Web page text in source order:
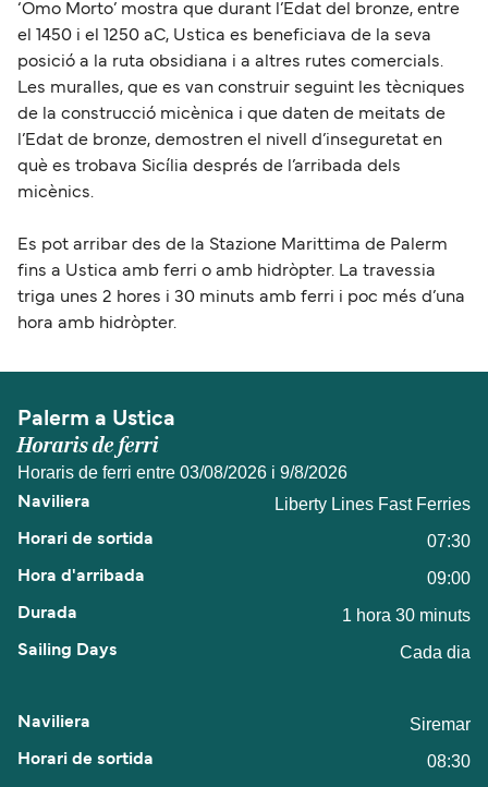
‘Omo Morto’ mostra que durant l’Edat del bronze, entre
el 1450 i el 1250 aC, Ustica es beneficiava de la seva
posició a la ruta obsidiana i a altres rutes comercials.
Les muralles, que es van construir seguint les tècniques
de la construcció micènica i que daten de meitats de
l’Edat de bronze, demostren el nivell d’inseguretat en
què es trobava Sicília després de l’arribada dels
micènics.
Es pot arribar des de la Stazione Marittima de Palerm
fins a Ustica amb ferri o amb hidròpter. La travessia
triga unes 2 hores i 30 minuts amb ferri i poc més d’una
hora amb hidròpter.
Palerm a Ustica
Horaris de ferri
Horaris de ferri entre 03/08/2026 i 9/8/2026
Liberty Lines Fast Ferries
07:30
09:00
1 hora 30 minuts
Cada dia
Siremar
08:30